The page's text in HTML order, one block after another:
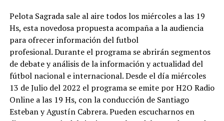
Pelota Sagrada sale al aire todos los miércoles a las 19
Hs, esta novedosa propuesta acompaña a la audiencia
para ofrecer información del futbol
profesional. Durante el programa se abrirán segmentos
de debate y análisis de la información y actualidad del
fútbol nacional e internacional. Desde el día miércoles
13 de Julio del 2022 el programa se emite por H2O Radio
Online a las 19 Hs, con la conducción de Santiago
Esteban y Agustín Cabrera. Pueden escucharnos en